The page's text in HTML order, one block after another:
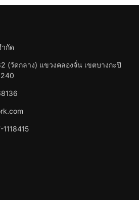
กัด
(วัดกลาง) แขวงคลองจั่น เขตบางกะปิ